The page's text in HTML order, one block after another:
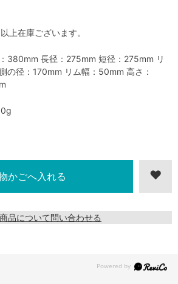
上在庫ございます。
380mm 長径：275mm 短径：275mm リ
の径：170mm リム幅：50mm 高さ：
品について問い合わせる